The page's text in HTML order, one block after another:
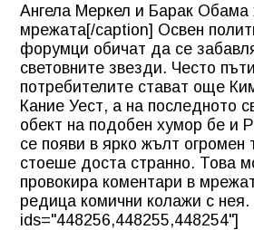
Ангела Меркел и Барак Обама
мрежата[/caption] Освен
форумци обичат да се
световните звезди. Често
потребителите стават още
Кание Уест, а на последното
обект на подобен хумор бе и
се появи в ярко жълт огромен
стоеше доста странно. Това
провокира коментари в
редица комични колажи с
ids="448256,448255,448254"]